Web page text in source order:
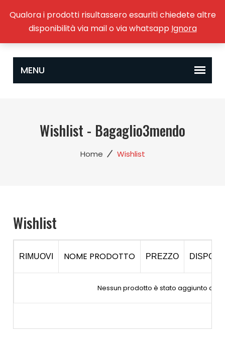
Wishlist - Bagaglio3mendo
Home / Wishlist
Wishlist
RIMUOVI NOME PRODOTTO PREZZO
Nessun prodotto è stato aggiunto alla
Qualora i prodotti risultassero esauriti chiedete altre
disponibilità via mail o via whatsapp Ignora